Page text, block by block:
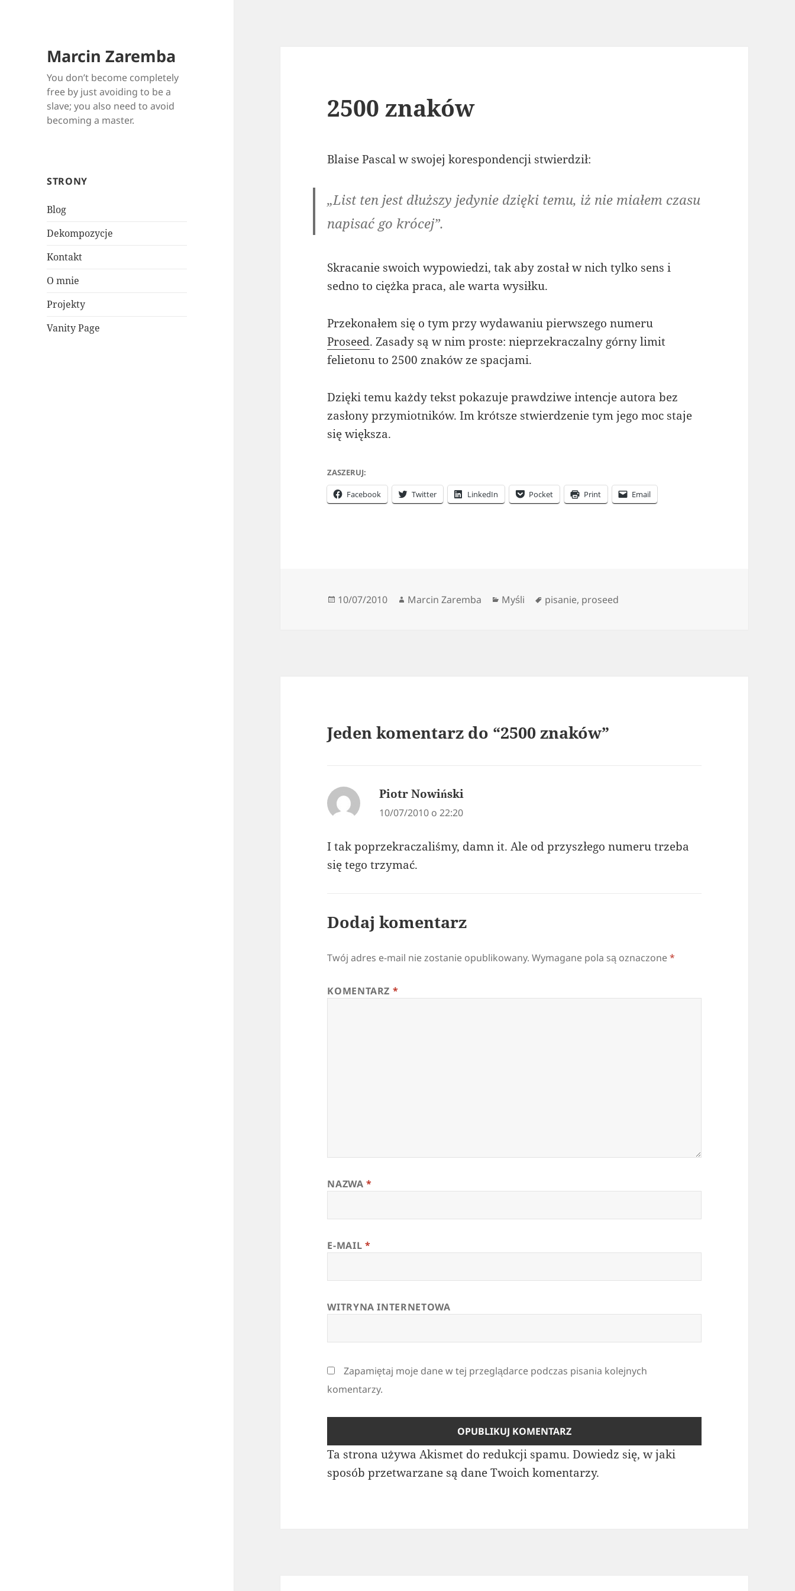
Marcin Zaremba
You don’t become completely
free by just avoiding to be a
slave; you also need to avoid
becoming a master.
STRONY
Blog
Dekompozycje
Kontakt
O mnie
Projekty
Vanity Page
2500 znaków
Blaise Pascal w swojej korespondencji stwierdził:
„List ten jest dłuższy jedynie dzięki temu, iż nie miałem czasu
napisać go krócej”.
Skracanie swoich wypowiedzi, tak aby został w nich tylko sens i
sedno to ciężka praca, ale warta wysiłku.
Przekonałem się o tym przy wydawaniu pierwszego numeru
Proseed. Zasady są w nim proste: nieprzekraczalny górny limit
felietonu to 2500 znaków ze spacjami.
Dzięki temu każdy tekst pokazuje prawdziwe intencje autora bez
zasłony przymiotników. Im krótsze stwierdzenie tym jego moc staje
się większa.
ZASZERUJ:
Facebook Twitter LinkedIn Pocket Print Email
Data
10/07/2010 Autor
Marcin Zaremba Kategorie
Myśli Tagi
pisanie, proseed
Jeden komentarz do “2500 znaków”
Piotr Nowiński
10/07/2010 o 22:20
I tak poprzekraczaliśmy, damn it. Ale od przyszłego numeru trzeba
się tego trzymać.
Dodaj komentarz
Twój adres e-mail nie zostanie opublikowany. Wymagane pola są oznaczone*
KOMENTARZ *
NAZWA*
E-MAIL *
WITRYNA INTERNETOWA
Zapamiętaj moje dane w tej przeglądarce podczas pisania kolejnych
komentarzy.
Ta strona używa Akismet do redukcji spamu.Dowiedz się, w jaki
sposób przetwarzane są dane Twoich komentarzy.